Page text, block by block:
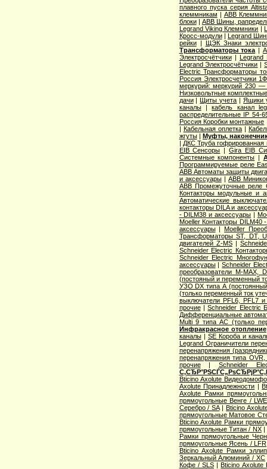
плавного пуска серия
клеммникам | ABB
блоки| ABB Шины,
Legrand Viking Клеммники |
Кросс-модули| Legrand
рейки| ЩЭК Знаки
Трансформаторы тока |
Электросчётчики| Legrand
Legrand Электросчётчики |
Electric Трансформаторы
Россия Электросчетчики
меркурий: меркурий 230 —
Низковольтные
дачи|Щиты учета |Ящики
каналы|кабель канал
распределительные IP 54-
Россия Коробки монтажные
| Кабельная оплетка|
жгуты| Муфты,
| ДКС Труба гофрированная
EIB Сенсоры |Gira EIB
Системные компоненты |
Программируемые реле
ABB Автоматы защиты
и аксессуары|ABB
ABB Промежуточные реле
Контакторы модульные и
Автоматические
контакторы DILA и
- DILM38 и аксессуары |
Moeller Контакторы DILM40
аксессуары|Moeller
Трансформаторы ST, DT,
двигателей Z-MS|
Schneider Electric
Schneider Electric
аксессуары|Schneider
преобразователи M-MAX,
(постояный и переменный
УЗО DX типа А
(только переменный ток
выключатели PFL6, PFL7 и
прочие|Schneider Electric
Дифференциальные
Multi 9 типа АС (только
Инфракрасное отопление
каналы| SE Короба и
Legrand Ограничители
перенапряжения
перенапряжения типа
прочие|Schneider
Bticino Axolute
Axolute Принадлежности |
Axolute Рамки
прямоугольные Венге / LWE
Серебро / SA|Bticino
прямоугольные Матовое
Bticino Axolute Рамки
прямоугольные Титан / NX|
Рамки прямоугольные
прямоугольные Ясень / LFR
Bticino Axolute Рамки
Зеркальный Алюминий / XC
Кофе / SLS|Bticino Axolute